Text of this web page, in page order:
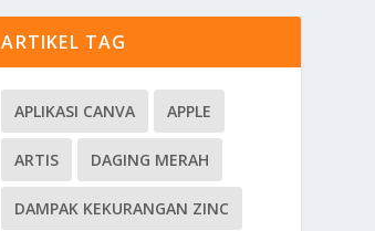
ARTIKEL TAG
APLIKASI CANVA APPLE
ARTIS DAGING MERAH
DAMPAK KEKURANGAN ZINC